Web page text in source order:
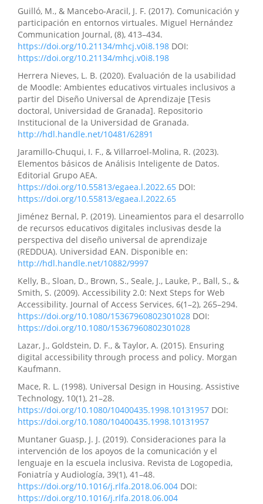
Guilló, M., & Mancebo-Aracil, J. F. (2017). Comunicación y
participación en entornos virtuales. Miguel Hernández
Communication Journal, (8), 413–434.
https://doi.org/10.21134/mhcj.v0i8.198 DOI:
https://doi.org/10.21134/mhcj.v0i8.198
Herrera Nieves, L. B. (2020). Evaluación de la usabilidad
de Moodle: Ambientes educativos virtuales inclusivos a
partir del Diseño Universal de Aprendizaje [Tesis
doctoral, Universidad de Granada]. Repositorio
Institucional de la Universidad de Granada.
http://hdl.handle.net/10481/62891
Jaramillo-Chuqui, I. F., & Villarroel-Molina, R. (2023).
Elementos básicos de Análisis Inteligente de Datos.
Editorial Grupo AEA.
https://doi.org/10.55813/egaea.l.2022.65 DOI:
https://doi.org/10.55813/egaea.l.2022.65
Jiménez Bernal, P. (2019). Lineamientos para el desarrollo
de recursos educativos digitales inclusivas desde la
perspectiva del diseño universal de aprendizaje
(REDDUA). Universidad EAN. Disponible en:
http://hdl.handle.net/10882/9997
Kelly, B., Sloan, D., Brown, S., Seale, J., Lauke, P., Ball, S., &
Smith, S. (2009). Accessibility 2.0: Next Steps for Web
Accessibility. Journal of Access Services, 6(1–2), 265–294.
https://doi.org/10.1080/15367960802301028 DOI:
https://doi.org/10.1080/15367960802301028
Lazar, J., Goldstein, D. F., & Taylor, A. (2015). Ensuring
digital accessibility through process and policy. Morgan
Kaufmann.
Mace, R. L. (1998). Universal Design in Housing. Assistive
Technology, 10(1), 21–28.
https://doi.org/10.1080/10400435.1998.10131957 DOI:
https://doi.org/10.1080/10400435.1998.10131957
Muntaner Guasp, J. J. (2019). Consideraciones para la
intervención de los apoyos de la comunicación y el
lenguaje en la escuela inclusiva. Revista de Logopedia,
Foniatría y Audiología, 39(1), 41–48.
https://doi.org/10.1016/j.rlfa.2018.06.004 DOI:
https://doi.org/10.1016/j.rlfa.2018.06.004